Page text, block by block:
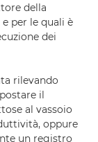
della
per le quali è
dei
rilevando
il
al vassoio
oppure
un registro